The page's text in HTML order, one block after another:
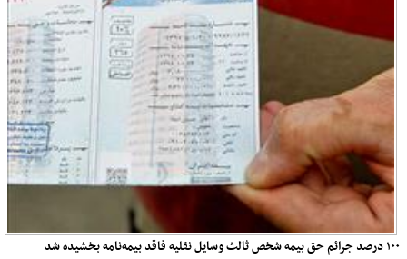
۱۰۰ درصد جرائم حق‌ بیمه شخص ثالث وسایل نقلیه فاقد بیمه‌نامه بخشیده شد